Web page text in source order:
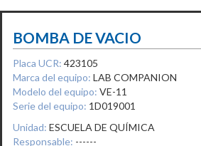
BOMBA DE VACIO
Placa UCR: 423105
Marca del equipo: LAB COMPANION
Modelo del equipo: VE-11
Serie del equipo: 1D019001
Unidad: ESCUELA DE QUÍMICA
Responsable: ------